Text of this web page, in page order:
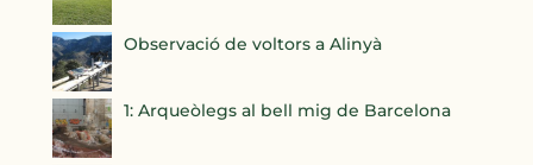
Observació de voltors a Alinyà
1: Arqueòlegs al bell mig de Barcelona